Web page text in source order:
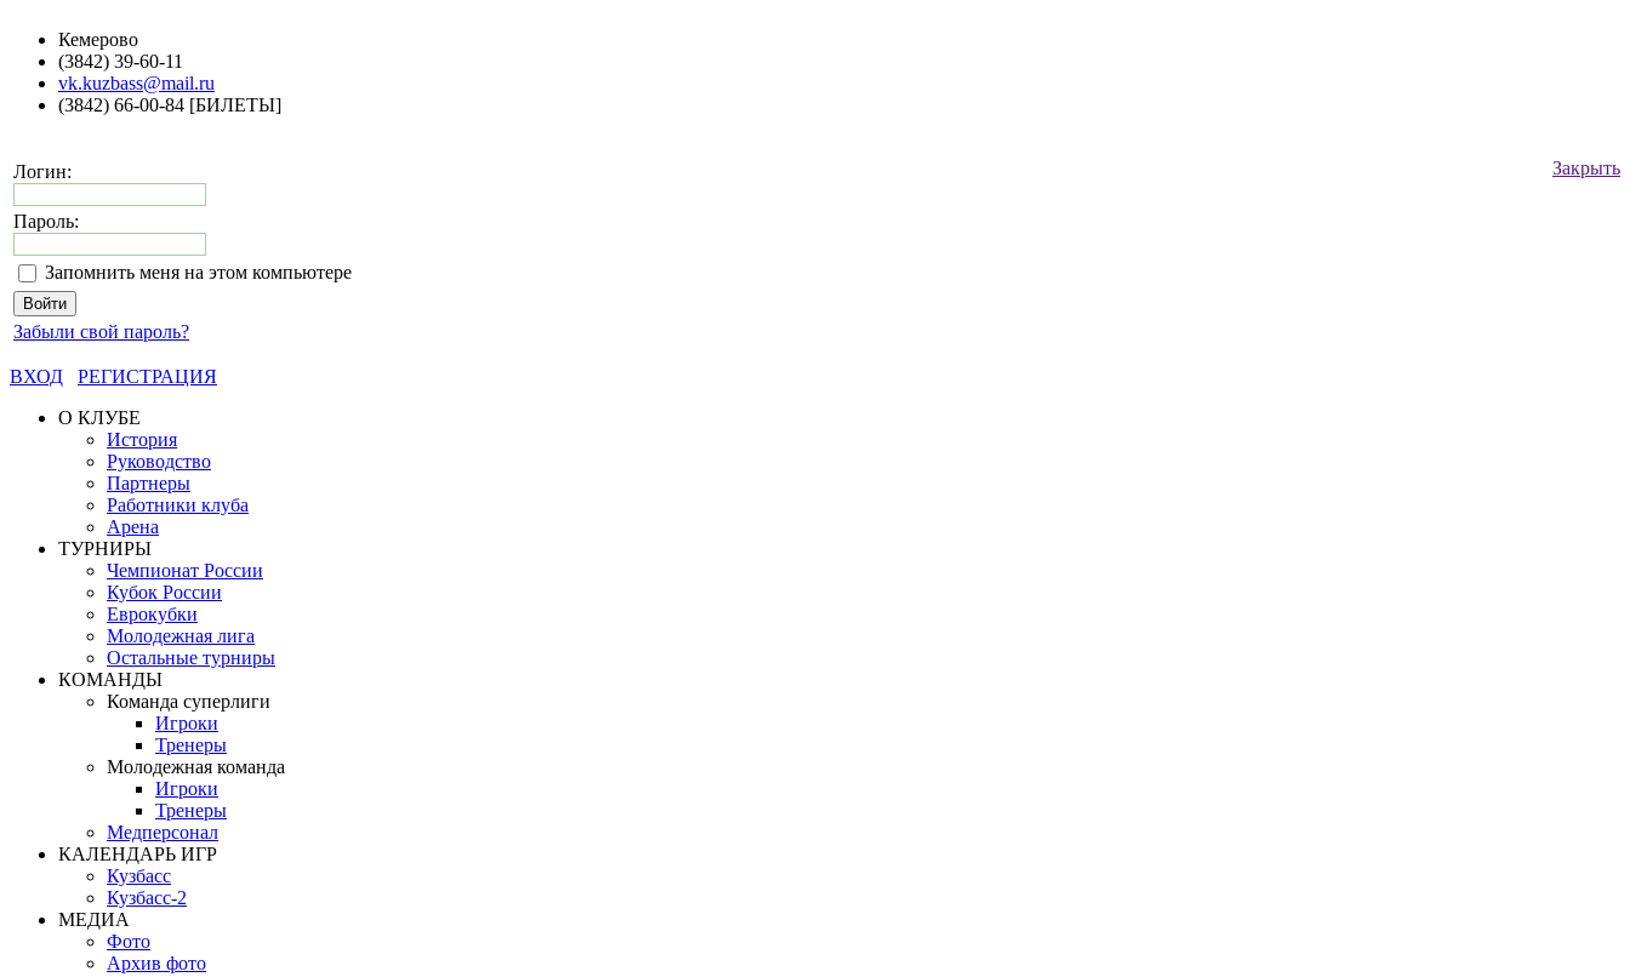
Кемерово
(3842) 39-60-11
vk.kuzbass@mail.ru
(3842) 66-00-84 [БИЛЕТЫ]
Закрыть
Логин:
Пароль:
Запомнить меня на этом компьютере
Забыли свой пароль?
ВХОД
РЕГИСТРАЦИЯ
О КЛУБЕ
История
Руководство
Партнеры
Работники клуба
Арена
ТУРНИРЫ
Чемпионат России
Кубок России
Еврокубки
Молодежная лига
Остальные турниры
КОМАНДЫ
Команда суперлиги
Игроки
Тренеры
Молодежная команда
Игроки
Тренеры
Медперсонал
КАЛЕНДАРЬ ИГР
Кузбасс
Кузбасс-2
МЕДИА
Фото
Архив фото